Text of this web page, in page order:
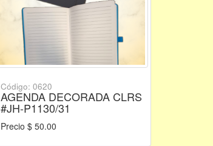
Código: 0620
AGENDA DECORADA CLRS
#JH-P1130/31
Precio $ 50.00